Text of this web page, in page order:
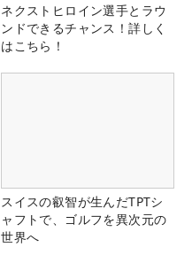
ネクストヒロイン選手とラウ
ンドできるチャンス！詳しく
はこちら！
スイスの叡智が生んだTPTシ
ャフトで、ゴルフを異次元の
世界へ